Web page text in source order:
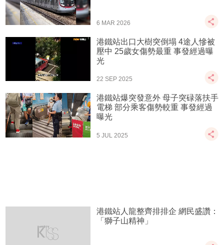
6 MAR 2026
港鐵站出口大樹突倒塌 4途人慘被
壓中 25歲女傷勢最重 事發經過曝
光
22 SEP 2025
港鐵站爆突發意外 母子突碌落扶手
電梯 部分乘客傷勢較重 事發經過
曝光
5 JUL 2025
港鐵站人龍整齊排排企 網民盛讚：
「獅子山精神」